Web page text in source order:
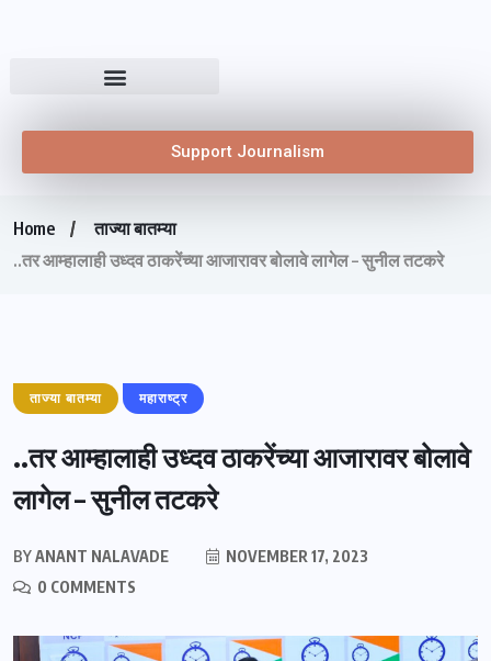
Support Journalism
Home
ताज्या बातम्या
..तर आम्हालाही उध्दव ठाकरेंच्या आजारावर बोलावे लागेल – सुनील तटकरे
ताज्या बातम्या महाराष्ट्र
..तर आम्हालाही उध्दव ठाकरेंच्या आजारावर बोलावे
लागेल – सुनील तटकरे
BYANANT NALAVADE
NOVEMBER 17, 2023
0 COMMENTS